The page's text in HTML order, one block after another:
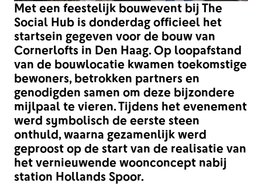
Met een feestelijk bouwevent bij The
Social Hub is donderdag officieel het
startsein gegeven voor de bouw van
Cornerlofts in Den Haag. Op loopafstand
van de bouwlocatie kwamen toekomstige
bewoners, betrokken partners en
genodigden samen om deze bijzondere
mijlpaal te vieren. Tijdens het evenement
werd symbolisch de eerste steen
onthuld, waarna gezamenlijk werd
geproost op de start van de realisatie van
het vernieuwende woonconcept nabij
station Hollands Spoor.